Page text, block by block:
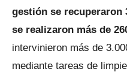
gestión se recuperaron
se realizaron más de
intervinieron más de
mediante tareas de